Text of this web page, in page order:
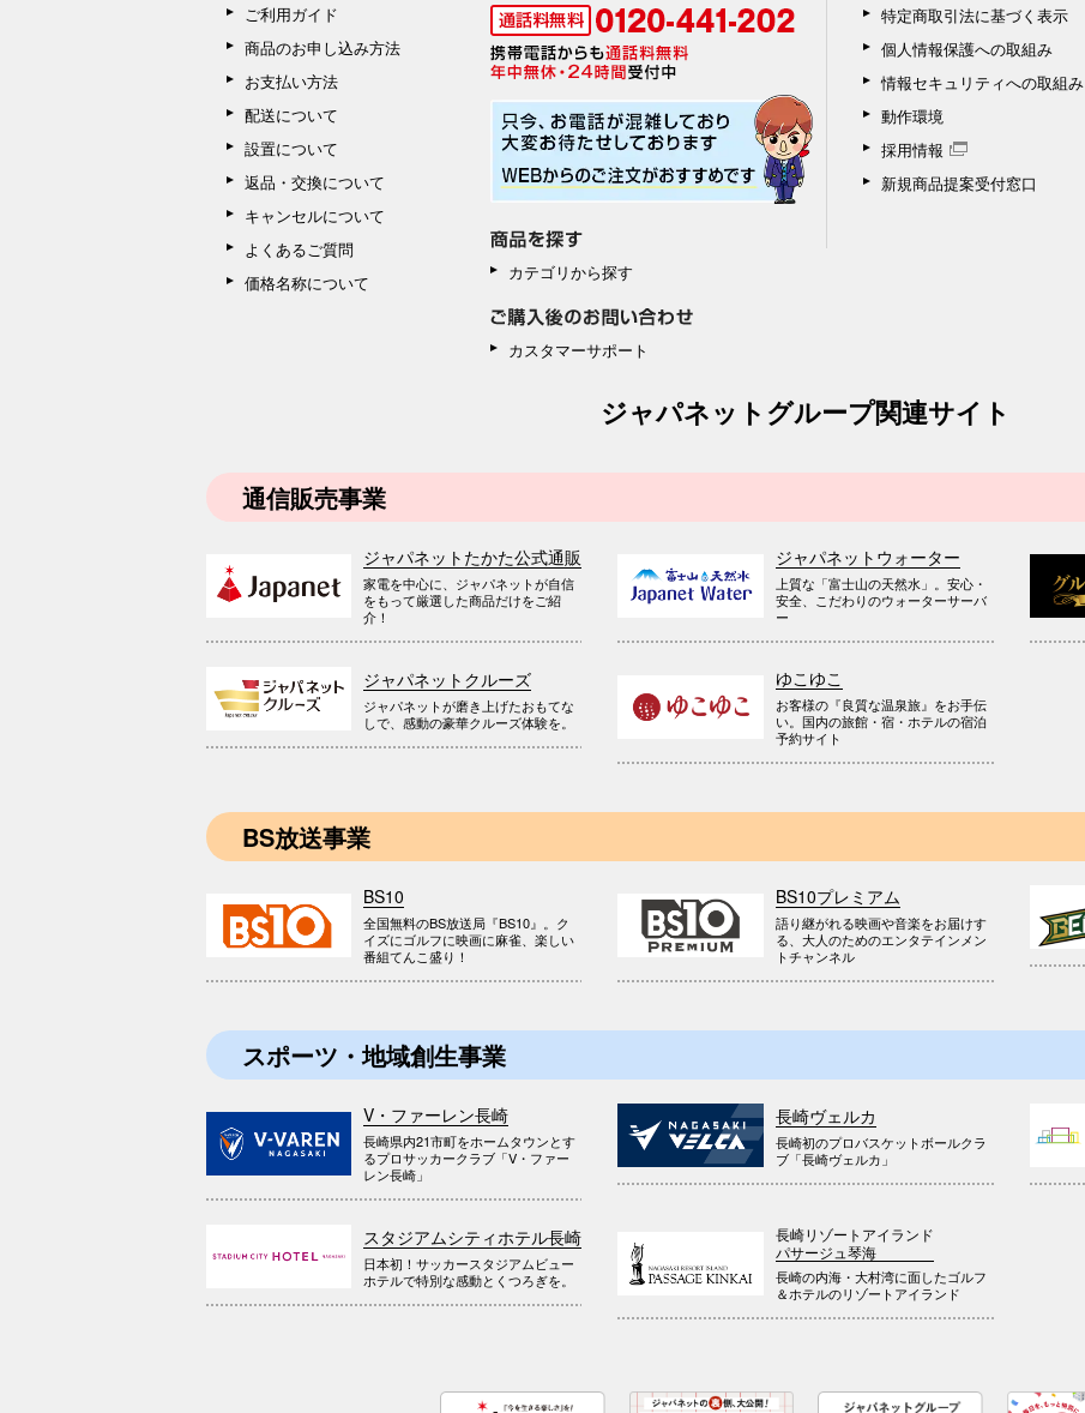
ご利用ガイド
商品のお申し込み方法
お支払い方法
配送について
設置について
返品・交換について
キャンセルについて
よくあるご質問
価格名称について
カテゴリから探す
カスタマーサポート
特定商取引法に基づく表示
個人情報保護への取組み
情報セキュリティへの取組み
動作環境
採用情報
新規商品提案受付窓口
ジャパネットグループ関連サイト
通信販売事業
ジャパネットたかた公式通販
家電を中心に、ジャパネットが自信
をもって厳選した商品だけをご紹
介！
ジャパネットウォーター
上質な「富士山の天然水」。安心・
安全、こだわりのウォーターサーバ
ー
ジャパネットクルーズ
ジャパネットが磨き上げたおもてな
しで、感動の豪華クルーズ体験を。
ゆこゆこ
お客様の『良質な温泉旅』をお手伝
い。国内の旅館・宿・ホテルの宿泊
予約サイト
BS放送事業
BS10
全国無料のBS放送局『BS10』。ク
イズにゴルフに映画に麻雀、楽しい
番組てんこ盛り！
BS10プレミアム
語り継がれる映画や音楽をお届けす
る、大人のためのエンタテインメン
トチャンネル
スポーツ・地域創生事業
V・ファーレン長崎
長崎県内21市町をホームタウンとす
るプロサッカークラブ「V・ファー
レン長崎」
長崎ヴェルカ
長崎初のプロバスケットボールクラ
ブ「長崎ヴェルカ」
スタジアムシティホテル長崎
日本初！サッカースタジアムビュー
ホテルで特別な感動とくつろぎを。
長崎リゾートアイランド
パサージュ琴海
長崎の内海・大村湾に面したゴルフ
＆ホテルのリゾートアイランド